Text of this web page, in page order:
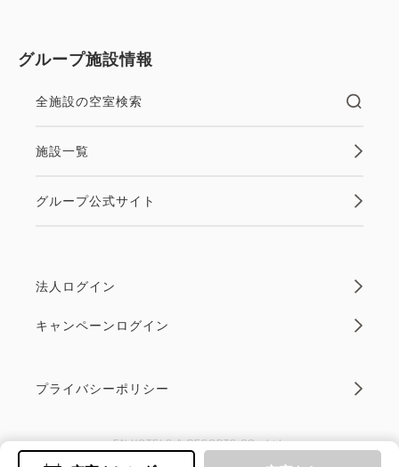
グループ施設情報
全施設の空室検索
施設一覧
グループ公式サイト
法人ログイン
キャンペーンログイン
プライバシーポリシー
EN HOTELS & RESORTS CO., Ltd.